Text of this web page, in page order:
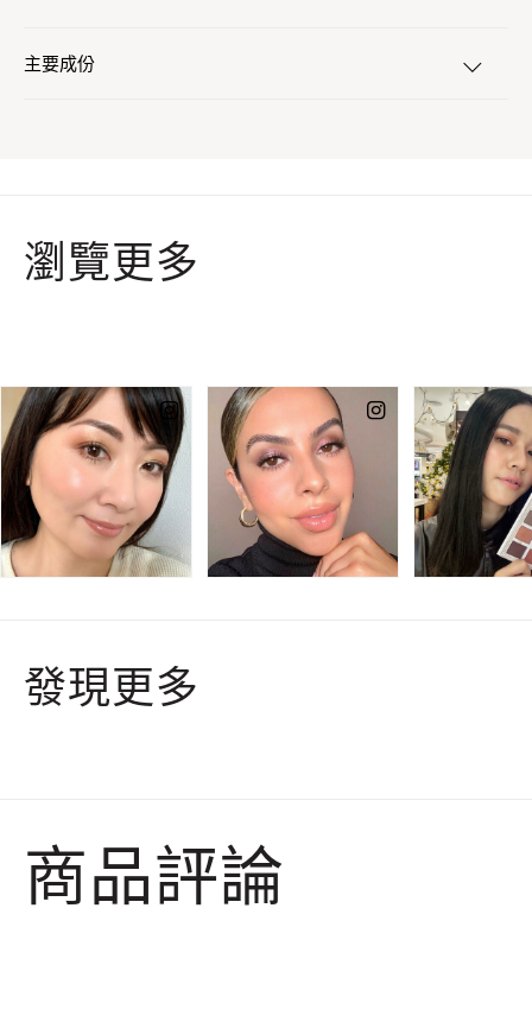
主要成份
瀏覽更多
發現更多
商品評論